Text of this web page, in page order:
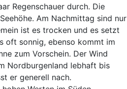
Regenschauer durch. Die
Am Nachmittag sind nur
ist es trocken und es setzt
oft sonnig, ebenso kommt im
zum Vorschein. Der Wind
Nordburgenland lebhaft bis
er generell nach.